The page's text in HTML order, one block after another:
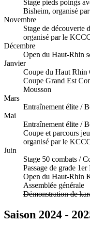
Stage pieds poings
Bisheim, organisé
Novembre
Stage de découverte
organisé par le
Décembre
Open du Haut-Rhin
Janvier
Coupe du Haut Rhin
Coupe Grand Est
Mousson
Mars
Entraînement élite /
Mai
Entraînement élite /
Coupe et parcours
organisé par le
Juin
Stage 50 combats /
Passage de grade
Open du Haut-Rhin
Assemblée générale
Démonstration de
Saison 2024 -